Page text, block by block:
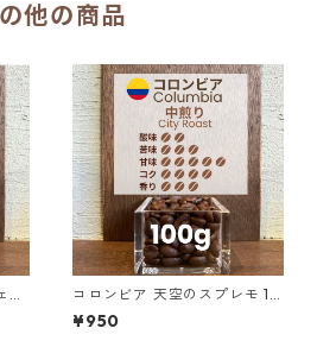
他の商品
フ
コロンビア 天空のスプレモ 10
0g
¥950